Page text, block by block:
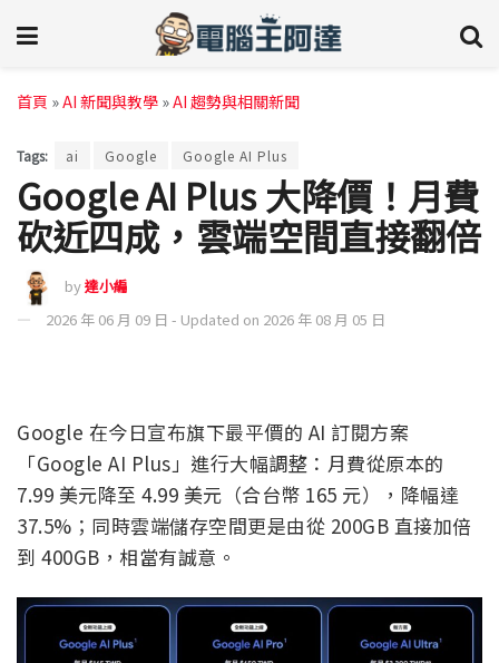
首頁 »AI 新聞與教學 »AI 趨勢與相關新聞
Tags: ai Google Google AI Plus
Google AI Plus 大降價！月費
砍近四成，雲端空間直接翻倍
by達小編
2026 年 06 月 09 日 - Updated on 2026 年 08 月 05 日
Google 在今日宣布旗下最平價的 AI 訂閱方案
「Google AI Plus」進行大幅調整：月費從原本的
7.99 美元降至 4.99 美元（合台幣 165 元），降幅達
37.5%；同時雲端儲存空間更是由從 200GB 直接加倍
到 400GB，相當有誠意。